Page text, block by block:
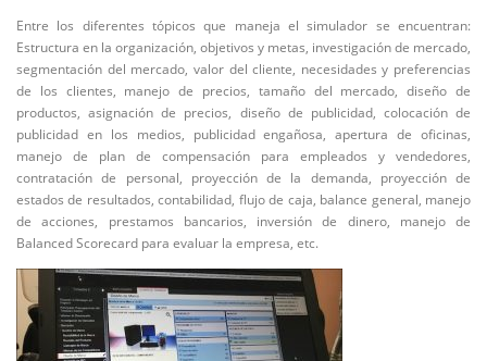
Entre los diferentes tópicos que maneja el simulador se encuentran:
Estructura en la organización, objetivos y metas, investigación de mercado,
segmentación del mercado, valor del cliente, necesidades y preferencias
de los clientes, manejo de precios, tamaño del mercado, diseño de
productos, asignación de precios, diseño de publicidad, colocación de
publicidad en los medios, publicidad engañosa, apertura de oficinas,
manejo de plan de compensación para empleados y vendedores,
contratación de personal, proyección de la demanda, proyección de
estados de resultados, contabilidad, flujo de caja, balance general, manejo
de acciones, prestamos bancarios, inversión de dinero, manejo de
Balanced Scorecard para evaluar la empresa, etc.